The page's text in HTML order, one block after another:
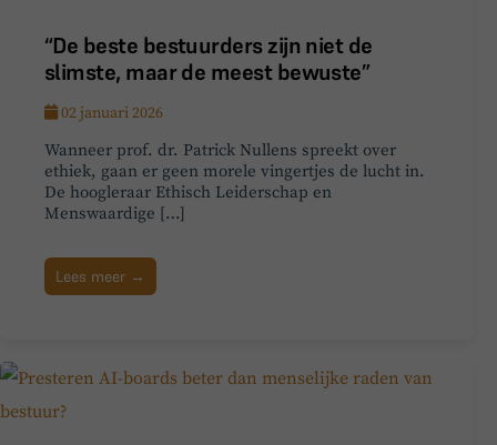
“De beste bestuurders zijn niet de
slimste, maar de meest bewuste”
02 januari 2026
Wanneer prof. dr. Patrick Nullens spreekt over
ethiek, gaan er geen morele vingertjes de lucht in.
De hoogleraar Ethisch Leiderschap en
Menswaardige […]
Lees meer →